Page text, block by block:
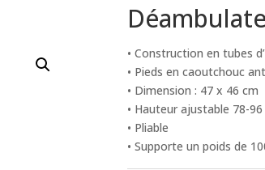
• Construction en tubes
• Pieds en caoutchouc
• Dimension : 47 x 46 cm
• Hauteur ajustable 78-
• Pliable
• Supporte un poids de